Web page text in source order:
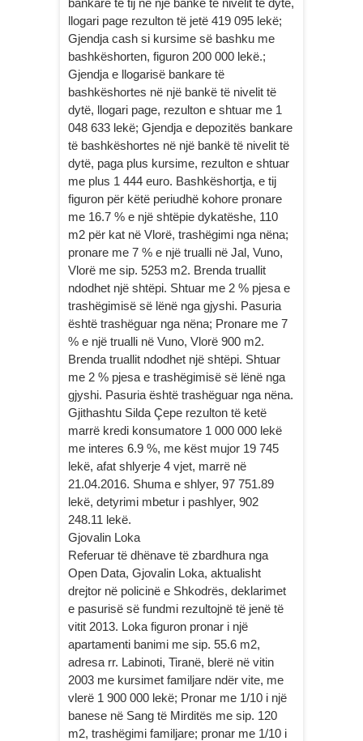
bankare të tij në një bankë të nivelit të dytë,
llogari page rezulton të jetë 419 095 lekë;
Gjendja cash si kursime së bashku me
bashkëshorten, figuron 200 000 lekë.;
Gjendja e llogarisë bankare të
bashkëshortes në një bankë të nivelit të
dytë, llogari page, rezulton e shtuar me 1
048 633 lekë; Gjendja e depozitës bankare
të bashkëshortes në një bankë të nivelit të
dytë, paga plus kursime, rezulton e shtuar
me plus 1 444 euro. Bashkëshortja, e tij
figuron për këtë periudhë kohore pronare
me 16.7 % e një shtëpie dykatëshe, 110
m2 për kat në Vlorë, trashëgimi nga nëna;
pronare me 7 % e një trualli në Jal, Vuno,
Vlorë me sip. 5253 m2. Brenda truallit
ndodhet një shtëpi. Shtuar me 2 % pjesa e
trashëgimisë së lënë nga gjyshi. Pasuria
është trashëguar nga nëna; Pronare me 7
% e një trualli në Vuno, Vlorë 900 m2.
Brenda truallit ndodhet një shtëpi. Shtuar
me 2 % pjesa e trashëgimisë së lënë nga
gjyshi. Pasuria është trashëguar nga nëna.
Gjithashtu Silda Çepe rezulton të ketë
marrë kredi konsumatore 1 000 000 lekë
me interes 6.9 %, me këst mujor 19 745
lekë, afat shlyerje 4 vjet, marrë në
21.04.2016. Shuma e shlyer, 97 751.89
lekë, detyrimi mbetur i pashlyer, 902
248.11 lekë.
Gjovalin Loka
Referuar të dhënave të zbardhura nga
Open Data, Gjovalin Loka, aktualisht
drejtor në policinë e Shkodrës, deklarimet
e pasurisë së fundmi rezultojnë të jenë të
vitit 2013. Loka figuron pronar i një
apartamenti banimi me sip. 55.6 m2,
adresa rr. Labinoti, Tiranë, blerë në vitin
2003 me kursimet familjare ndër vite, me
vlerë 1 900 000 lekë; Pronar me 1/10 i një
banese në Sang të Mirditës me sip. 120
m2, trashëgimi familjare; pronar me 1/10 i